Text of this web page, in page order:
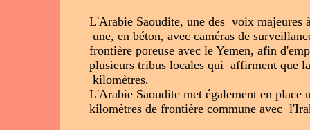
L'Arabie Saoudite, une des voix majeures
une, en béton, avec caméras de
frontière poreuse avec le Yemen, afin
plusieurs tribus locales qui affirment que
kilomètres.
L'Arabie Saoudite met également en
kilomètres de frontière commune avec